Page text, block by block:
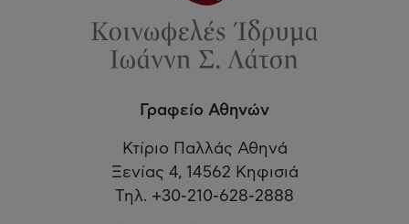
Γραφείο Αθηνών
Κτίριο Παλλάς Αθηνά
Ξενίας 4, 14562 Κηφισιά
Τηλ. +30-210-628-2888